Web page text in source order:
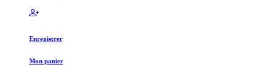
Enregistrer
Mon panier